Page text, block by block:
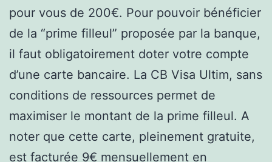
pour vous de 200€. Pour pouvoir bénéficier
de la “prime filleul” proposée par la banque,
il faut obligatoirement doter votre compte
d’une carte bancaire. La CB Visa Ultim, sans
conditions de ressources permet de
maximiser le montant de la prime filleul. A
noter que cette carte, pleinement gratuite,
est facturée 9€ mensuellement en